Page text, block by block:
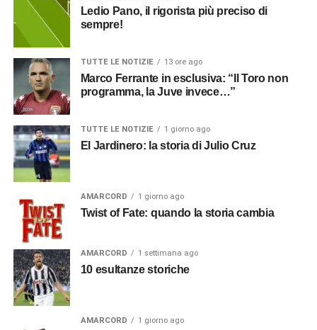
Ledio Pano, il rigorista più preciso di
sempre!
TUTTE LE NOTIZIE 13 ore ago
Marco Ferrante in esclusiva: “Il Toro non
programma, la Juve invece…”
TUTTE LE NOTIZIE 1 giorno ago
El Jardinero: la storia di Julio Cruz
AMARCORD 1 giorno ago
Twist of Fate: quando la storia cambia
AMARCORD 1 settimana ago
10 esultanze storiche
AMARCORD 1 giorno ago